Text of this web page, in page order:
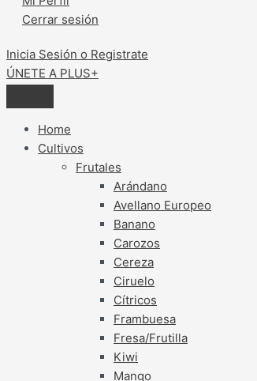
Cerrar sesión
Inicia Sesión o Registrate
ÚNETE A PLUS+
Home
Cultivos
Frutales
Arándano
Avellano Europeo
Banano
Carozos
Cereza
Ciruelo
Cítricos
Frambuesa
Fresa/Frutilla
Kiwi
Mango